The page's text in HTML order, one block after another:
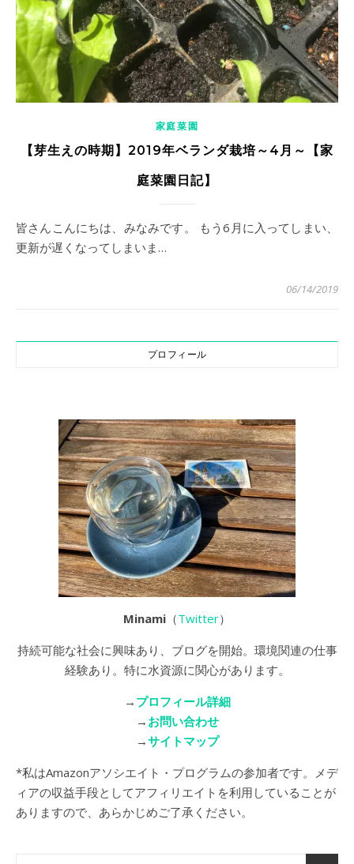
家庭菜園
【芽生えの時期】2019年ベランダ栽培～4月～【家
庭菜園日記】
皆さんこんにちは、みなみです。 もう6月に入ってしまい、
更新が遅くなってしまいま…
06/14/2019
プロフィール
Minami （Twitter）
持続可能な社会に興味あり、ブログを開始。環境関連の仕事
経験あり。特に水資源に関心があります。
→ プロフィール詳細
→ お問い合わせ
→サイトマップ
*私はAmazonアソシエイト・プログラムの参加者です。メデ
ィアの収益手段としてアフィリエイトを利用していることが
ありますので、あらかじめご了承ください。